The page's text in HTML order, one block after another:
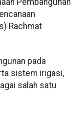
Pembangunan
Rachmat
pada
sistem irigasi,
salah satu